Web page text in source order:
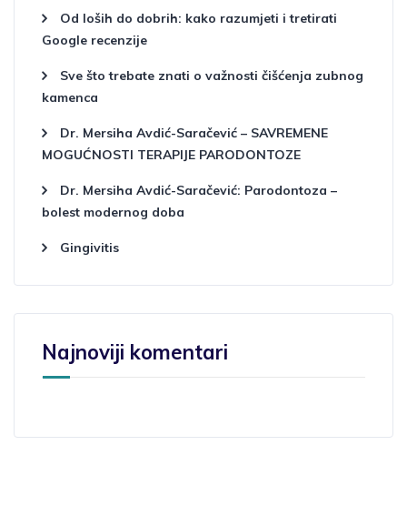
Od loših do dobrih: kako razumjeti i tretirati
Google recenzije
Sve što trebate znati o važnosti čišćenja zubnog
kamenca
Dr. Mersiha Avdić-Saračević – SAVREMENE
MOGUĆNOSTI TERAPIJE PARODONTOZE
Dr. Mersiha Avdić-Saračević: Parodontoza –
bolest modernog doba
Gingivitis
Najnoviji komentari